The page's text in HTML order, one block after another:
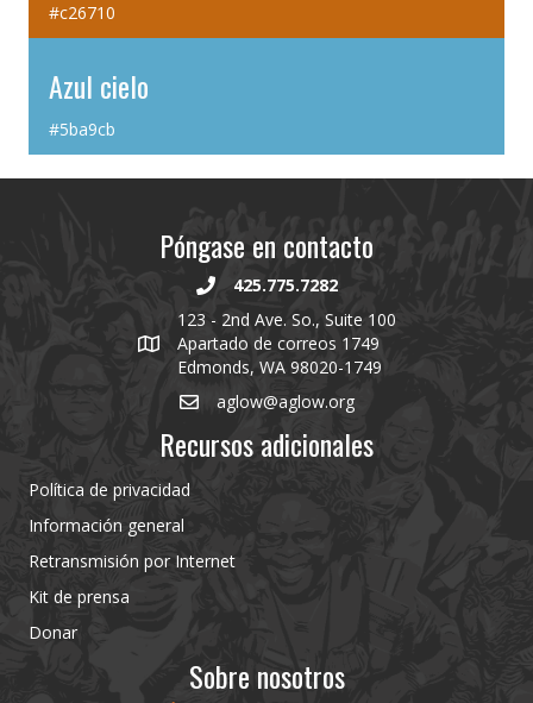
#c26710
Azul cielo
#5ba9cb
Póngase en contacto
425.775.7282
123 - 2nd Ave. So., Suite 100
Apartado de correos 1749
Edmonds, WA 98020-1749
aglow@aglow.org
Recursos adicionales
Política de privacidad
Información general
Retransmisión por Internet
Kit de prensa
Donar
Sobre nosotros